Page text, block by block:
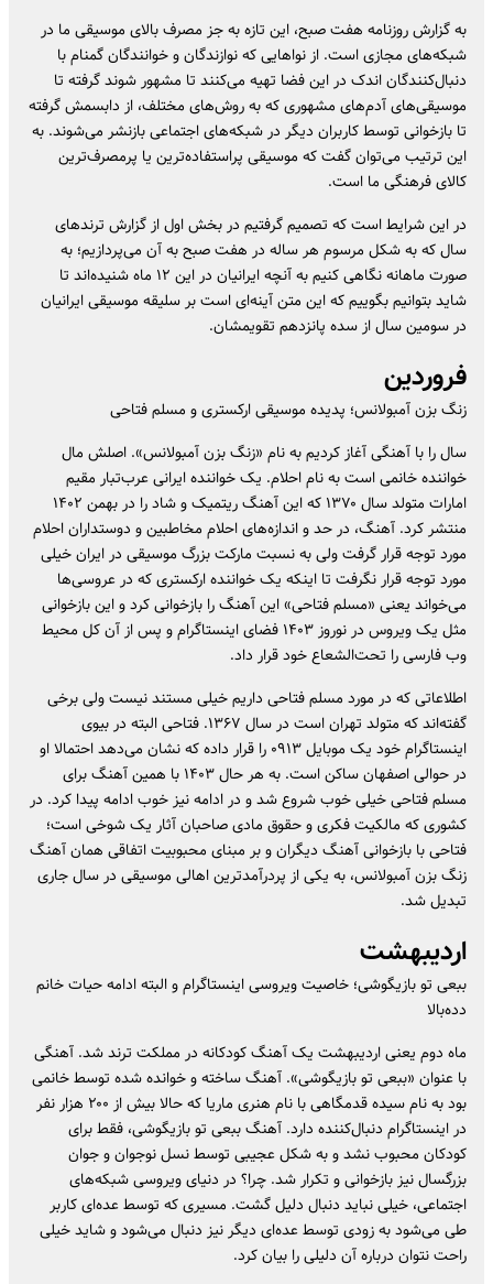
به گزارش روزنامه هفت صبح، این تازه به جز مصرف بالای موسیقی ما در
شبکه‌های مجازی است. از نوا‌هایی که نوازندگان و خوانندگان گمنام با
دنبال‌کنندگان اندک در این فضا تهیه می‌کنند تا مشهور شوند گرفته تا
موسیقی‌های آدم‌های مشهوری که به روش‌های مختلف، از دابسمش گرفته
تا بازخوانی توسط کاربران دیگر در شبکه‌های اجتماعی بازنشر می‌شوند. به
این ترتیب می‌توان گفت که موسیقی پراستفاده‌ترین یا پرمصرف‌ترین
کالای فرهنگی ما است.
در این شرایط است که تصمیم گرفتیم در بخش اول از گزارش ترند‌های
سال که به شکل مرسوم هر ساله در هفت صبح به آن می‌پردازیم؛ به
صورت ماهانه نگاهی کنیم به آنچه ایرانیان در این ۱۲ ماه شنیده‌اند تا
شاید بتوانیم بگوییم که این متن آینه‌ای است بر سلیقه موسیقی ایرانیان
در سومین سال از سده پانزدهم تقویمشان.
فروردین
زنگ بزن آمبولانس؛ پدیده موسیقی ارکستری و مسلم فتاحی
سال را با آهنگی آغاز کردیم به نام «زنگ بزن آمبولانس». اصلش مال
خواننده خانمی است به نام احلام. یک خواننده ایرانی عرب‌تبار مقیم
امارات متولد سال ۱۳۷۰ که این آهنگ ریتمیک و شاد را در بهمن ۱۴۰۲
منتشر کرد. آهنگ، در حد و اندازه‌های احلام مخاطبین و دوستداران احلام
مورد توجه قرار گرفت ولی به نسبت مارکت بزرگ موسیقی در ایران خیلی
مورد توجه قرار نگرفت تا اینکه یک خواننده ارکستری که در عروسی‌ها
می‌خواند یعنی «مسلم فتاحی» این آهنگ را بازخوانی کرد و این بازخوانی
مثل یک ویروس در نوروز ۱۴۰۳ فضای اینستاگرام و پس از آن کل محیط
وب فارسی را تحت‌الشعاع خود قرار داد.
اطلاعاتی که در مورد مسلم فتاحی داریم خیلی مستند نیست ولی برخی
گفته‌اند که متولد تهران است در سال ۱۳۶۷. فتاحی البته در بیوی
اینستاگرام خود یک موبایل ۰۹۱۳ را قرار داده که نشان می‌دهد احتمالا او
در حوالی اصفهان ساکن است. به هر حال ۱۴۰۳ با همین آهنگ برای
مسلم فتاحی خیلی خوب شروع شد و در ادامه نیز خوب ادامه پیدا کرد. در
کشوری که مالکیت فکری و حقوق مادی صاحبان آثار یک شوخی است؛
فتاحی با بازخوانی آهنگ دیگران و بر مبنای محبوبیت اتفاقی همان آهنگ
زنگ بزن آمبولانس، به یکی از پردرآمدترین اهالی موسیقی در سال جاری
تبدیل شد.
اردیبهشت
ببعی تو بازیگوشی؛ خاصیت ویروسی اینستاگرام و البته ادامه حیات خانم
دده‌بالا
ماه دوم یعنی اردیبهشت یک آهنگ کودکانه در مملکت ترند شد. آهنگی
با عنوان «ببعی تو بازیگوشی». آهنگ ساخته و خوانده شده توسط خانمی
بود به نام سیده قدمگاهی با نام هنری ماریا که حالا بیش از ۲۰۰ هزار نفر
در اینستاگرام دنبال‌کننده دارد. آهنگ ببعی تو بازیگوشی، فقط برای
کودکان محبوب نشد و به شکل عجیبی توسط نسل نوجوان و جوان
بزرگسال نیز بازخوانی و تکرار شد. چرا؟ در دنیای ویروسی شبکه‌های
اجتماعی، خیلی نباید دنبال دلیل گشت. مسیری که توسط عده‌ای کاربر
طی می‌شود به زودی توسط عده‌ای دیگر نیز دنبال می‌شود و شاید خیلی
راحت نتوان درباره آن دلیلی را بیان کرد.